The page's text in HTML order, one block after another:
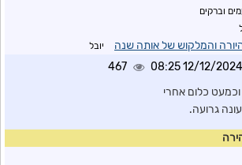
וברקים
והמלקוש של אותה שנה יובל
12/12/2024 08:25
467
כלום אחרי
גרועה.